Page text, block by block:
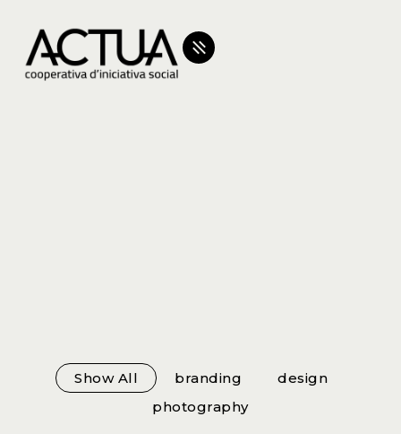
Show All branding
design
photography